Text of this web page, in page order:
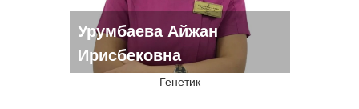
Урумбаева Айжан
Ирисбековна
Генетик